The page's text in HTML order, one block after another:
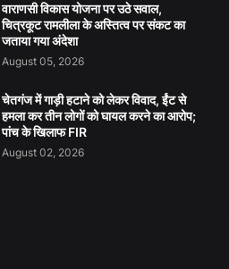
वाराणसी विकास योजना पर उठे सवाल,
चित्रकूट रामलीला के अस्तित्व पर संकट का
जताया गया अंदेशा
August 05, 2026
चेतगंज में गाड़ी हटाने को लेकर विवाद, ईंट से
हमला कर तीन लोगों को घायल करने का आरोप;
पांच के खिलाफ FIR
August 02, 2026